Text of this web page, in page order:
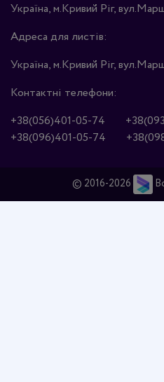
Україна, м.Кривий Ріг,
Адреса для листів:
Україна, м.Кривий Ріг,
Контактні телефони:
+38(056)401-05-74
+38(096)401-05-74
© 2016-2026